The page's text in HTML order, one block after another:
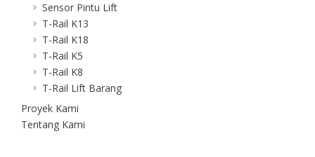
Sensor Pintu Lift
T-Rail K13
T-Rail K18
T-Rail K5
T-Rail K8
T-Rail Lift Barang
Proyek Kami
Tentang Kami